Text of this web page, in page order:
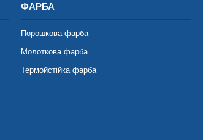
ФАРБА
Порошкова фарба
Молоткова фарба
Термойстійка фарба